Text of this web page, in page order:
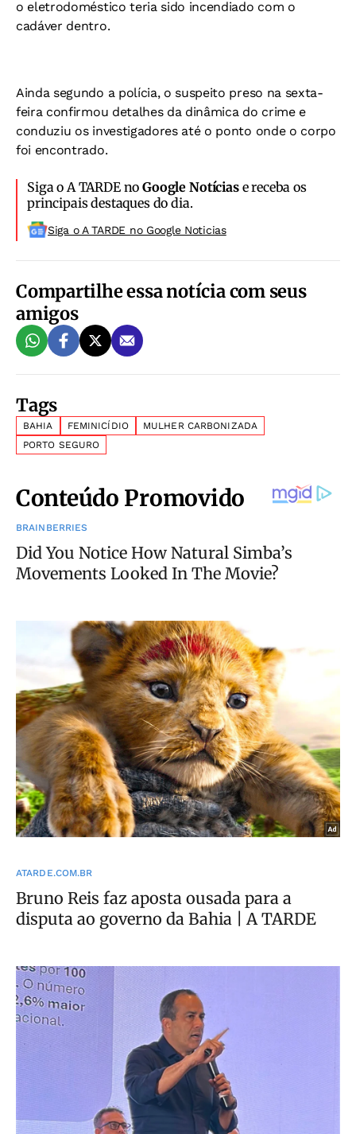
o eletrodoméstico teria sido incendiado com o
cadáver dentro.
Ainda segundo a polícia, o suspeito preso na sexta-
feira confirmou detalhes da dinâmica do crime e
conduziu os investigadores até o ponto onde o corpo
foi encontrado.
Siga o A TARDE noGoogle Notíciase receba os
principais destaques do dia.
Siga o A TARDE no Google Noticias
Compartilhe essa notícia com seus
amigos
Tags
BAHIA FEMINICÍDIO
MULHER CARBONIZADA
PORTO SEGURO